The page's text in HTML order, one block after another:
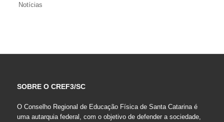
Notícias
SOBRE O CREF3/SC
O Conselho Regional de Educação Física de Santa Catarina é
uma autarquia federal, com o objetivo de defender a sociedade,